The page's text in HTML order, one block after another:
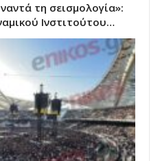
τη σεισμολογία»:
Ινστιτούτου…